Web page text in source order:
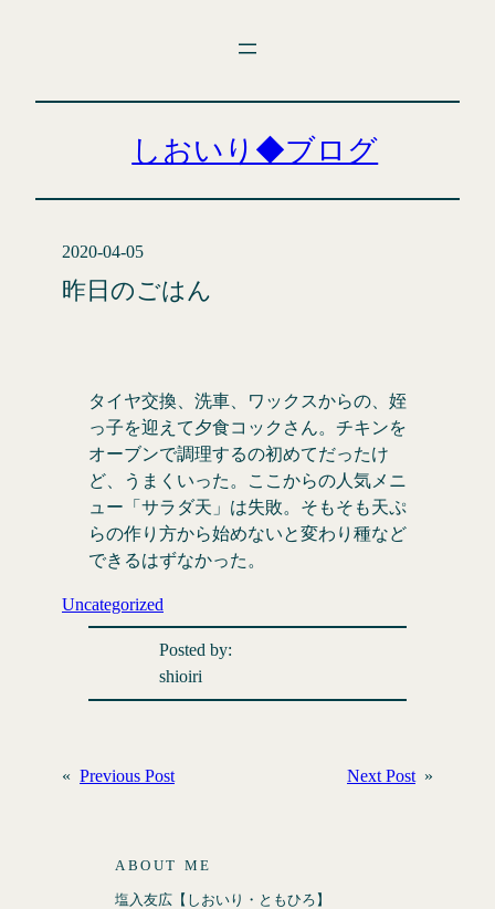
しおいり◆ブログ
2020-04-05
昨日のごはん
タイヤ交換、洗車、ワックスからの、姪
っ子を迎えて夕食コックさん。チキンを
オーブンで調理するの初めてだったけ
ど、うまくいった。ここからの人気メニ
ュー「サラダ天」は失敗。そもそも天ぷ
らの作り方から始めないと変わり種など
できるはずなかった。
Uncategorized
Posted by:
shioiri
« Previous Post Next Post »
ABOUT ME
塩入友広【しおいり・ともひろ】